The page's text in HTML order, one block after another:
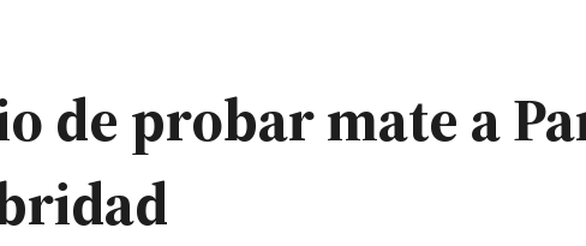
de probar mate a